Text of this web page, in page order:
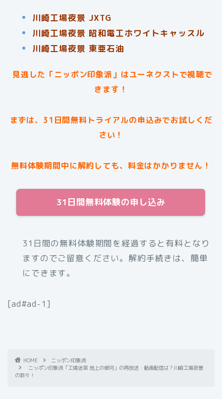
川崎工場夜景 JXTG
川崎工場夜景 昭和電工ホワイトキャッスル
川崎工場夜景 東亜石油
見逃した「ニッポン印象派」はユーネクストで視聴で
きます！
まずは、31日間無料トライアルの申込みでお試しくだ
さい！
無料体験期間中に解約しても、料金はかかりません！
31日間無料体験の申し込み
31日間の無料体験期間を経過すると有料となり
ますのでご留意ください。解約手続きは、簡単
にできます。
[ad#ad-1]
HOME
ニッポン印象派
ニッポン印象派「工場迷宮 地上の銀河」の再放送・動画配信は？川崎工場夜景
の数々！